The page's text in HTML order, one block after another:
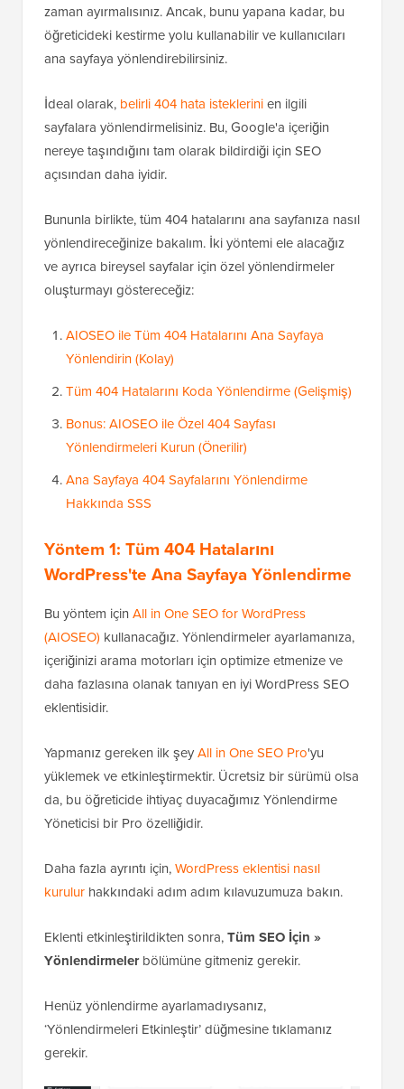
zaman ayırmalısınız. Ancak, bunu yapana kadar, bu
öğreticideki kestirme yolu kullanabilir ve kullanıcıları
ana sayfaya yönlendirebilirsiniz.
İdeal olarak, belirli 404 hata isteklerinien ilgili
sayfalara yönlendirmelisiniz. Bu, Google'a içeriğin
nereye taşındığını tam olarak bildirdiği için SEO
açısından daha iyidir.
Bununla birlikte, tüm 404 hatalarını ana sayfanıza nasıl
yönlendireceğinize bakalım. İki yöntemi ele alacağız
ve ayrıca bireysel sayfalar için özel yönlendirmeler
oluşturmayı göstereceğiz:
AIOSEO ile Tüm 404 Hatalarını Ana Sayfaya
Yönlendirin (Kolay)
Tüm 404 Hatalarını Koda Yönlendirme (Gelişmiş)
Bonus: AIOSEO ile Özel 404 Sayfası
Yönlendirmeleri Kurun (Önerilir)
Ana Sayfaya 404 Sayfalarını Yönlendirme
Hakkında SSS
Yöntem 1: Tüm 404 Hatalarını
WordPress'te Ana Sayfaya Yönlendirme
Bu yöntem için All in One SEO for WordPress
(AIOSEO) kullanacağız. Yönlendirmeler ayarlamanıza,
içeriğinizi arama motorları için optimize etmenize ve
daha fazlasına olanak tanıyan en iyi WordPress SEO
eklentisidir.
Yapmanız gereken ilk şeyAll in One SEO Pro'yu
yüklemek ve etkinleştirmektir. Ücretsiz bir sürümü olsa
da, bu öğreticide ihtiyaç duyacağımız Yönlendirme
Yöneticisi bir Pro özelliğidir.
Daha fazla ayrıntı için,WordPress eklentisi nasıl
kurulur hakkındaki adım adım kılavuzumuza bakın.
Eklenti etkinleştirildikten sonra,Tüm SEO İçin »
Yönlendirmelerbölümüne gitmeniz gerekir.
Henüz yönlendirme ayarlamadıysanız,
‘Yönlendirmeleri Etkinleştir’ düğmesine tıklamanız
gerekir.